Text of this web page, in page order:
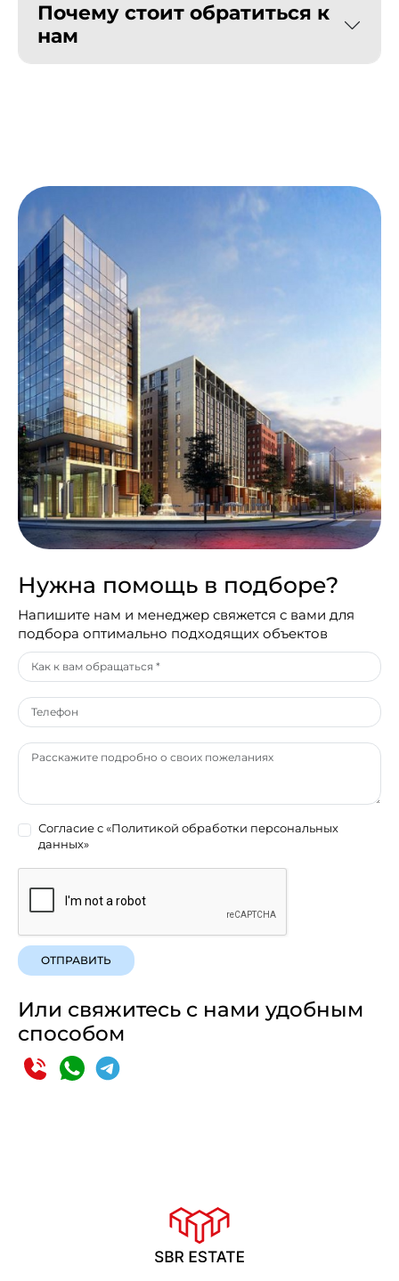
Почему стоит обратиться к
нам
Нужна помощь в подборе?
Напишите нам и менеджер свяжется с вами для
подбора оптимально подходящих объектов
Согласие с«Политикой обработки персональных
данных»
ОТПРАВИТЬ
Или свяжитесь с нами удобным
способом